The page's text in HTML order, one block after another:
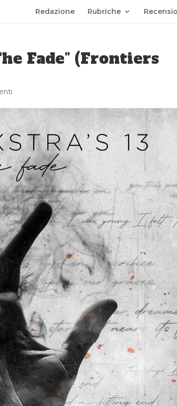
Redazione Rubriche
Fade” (Frontiers